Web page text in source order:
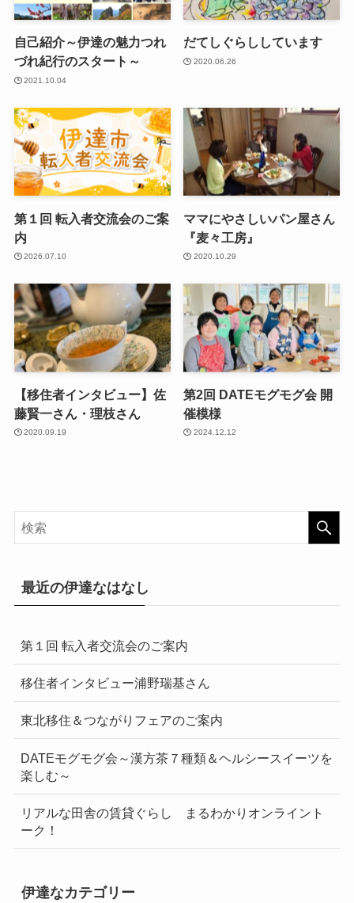
自己紹介～伊達の魅力つれ
づれ紀行のスタート～
2021.10.04
だてしぐらししています
2020.06.26
第１回 転入者交流会のご案
内
2026.07.10
ママにやさしいパン屋さん
『麦々工房』
2020.10.29
【移住者インタビュー】佐
藤賢一さん・理枝さん
2020.09.19
第2回 DATEモグモグ会 開
催模様
2024.12.12
最近の伊達なはなし
第１回 転入者交流会のご案内
移住者インタビュー浦野瑞基さん
東北移住＆つながりフェアのご案内
DATEモグモグ会～漢方茶７種類＆ヘルシースイーツを
楽しむ～
リアルな田舎の賃貸ぐらし まるわかりオンライント
ーク！
伊達なカテゴリー